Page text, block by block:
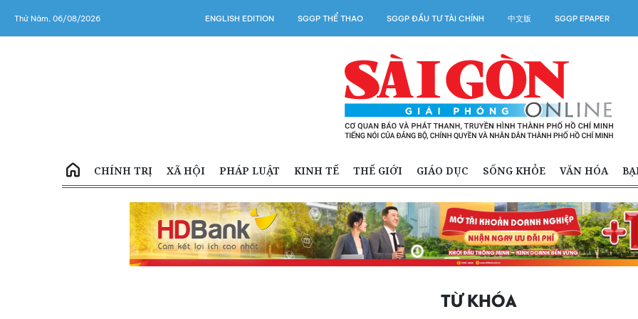
Thứ Năm, 06/08/2026 ENGLISH EDITION SGGP THỂ THAO SGGP ĐẦU TƯ TÀI CHÍNH 中文版 SGGP EPAPER
CHÍNH TRỊ XÃ HỘI PHÁP LUẬT KINH TẾ THẾ GIỚI GIÁO DỤC SỐNG KHỎE VĂN HÓA
TỪ KHÓA